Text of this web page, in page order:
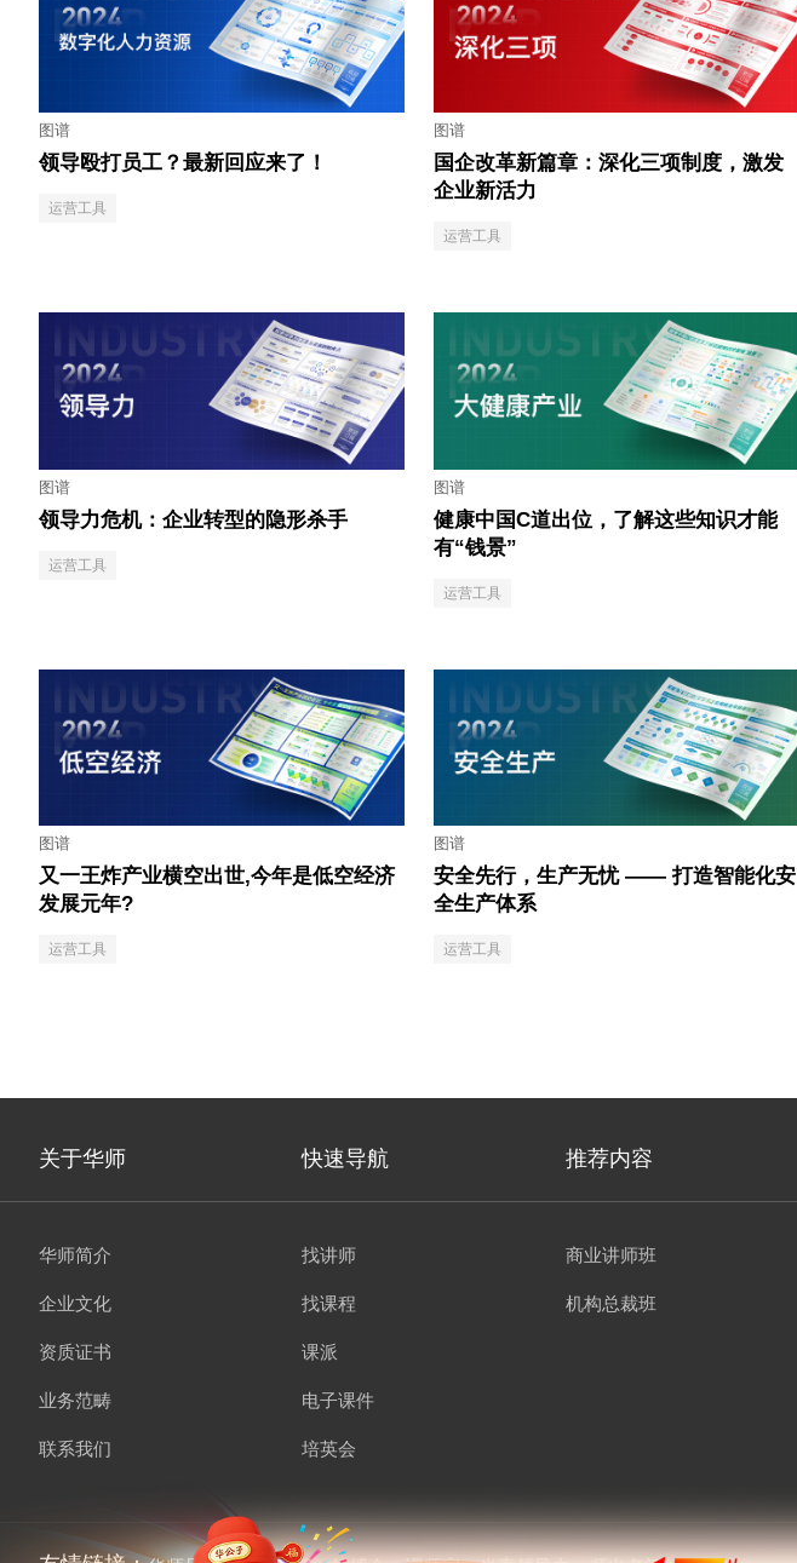
图谱
领导殴打员工？最新回应来了！
运营工具
图谱
国企改革新篇章：深化三项制度，激发
企业新活力
运营工具
图谱
领导力危机：企业转型的隐形杀手
运营工具
图谱
健康中国C道出位，了解这些知识才能
有“钱景”
运营工具
图谱
又一王炸产业横空出世,今年是低空经济
发展元年?
运营工具
图谱
安全先行，生产无忧 —— 打造智能化安
全生产体系
运营工具
关于华师 快速导航 推荐内容
华师简介
企业文化
资质证书
业务范畴
联系我们
找讲师
找课程
课派
电子课件
培英会
商业讲师班
机构总裁班